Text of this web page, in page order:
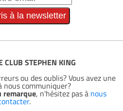
CLUB STEPHEN KING
ou des oublis? Vous avez une
nous communiquer?
, n'hésitez pas à nous
.